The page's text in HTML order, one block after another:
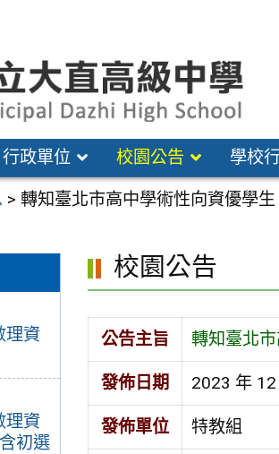
行政單位 校園公告 學校
>轉知臺北市高中學術性向資優學
理資
理資
初選
校園公告
公告主旨 轉知臺北
發佈日期 2023 年 12
發佈單位 特教組